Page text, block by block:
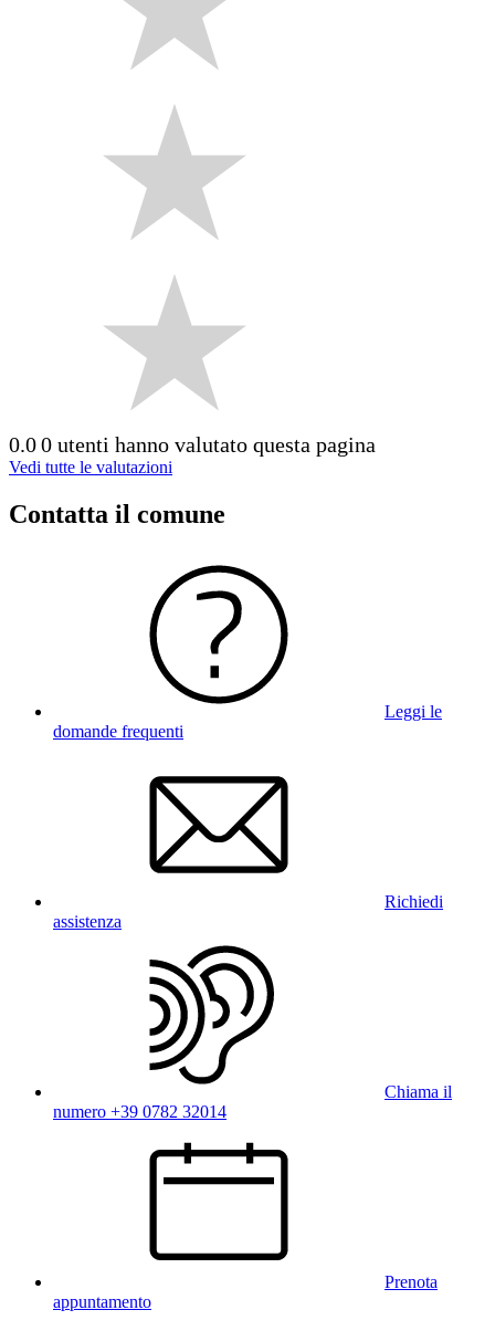
0.00 utenti hanno valutato questa pagina
Vedi tutte le valutazioni
Contatta il comune
Leggi le
domande frequenti
Richiedi
assistenza
Chiama il
numero +39 0782 32014
Prenota
appuntamento